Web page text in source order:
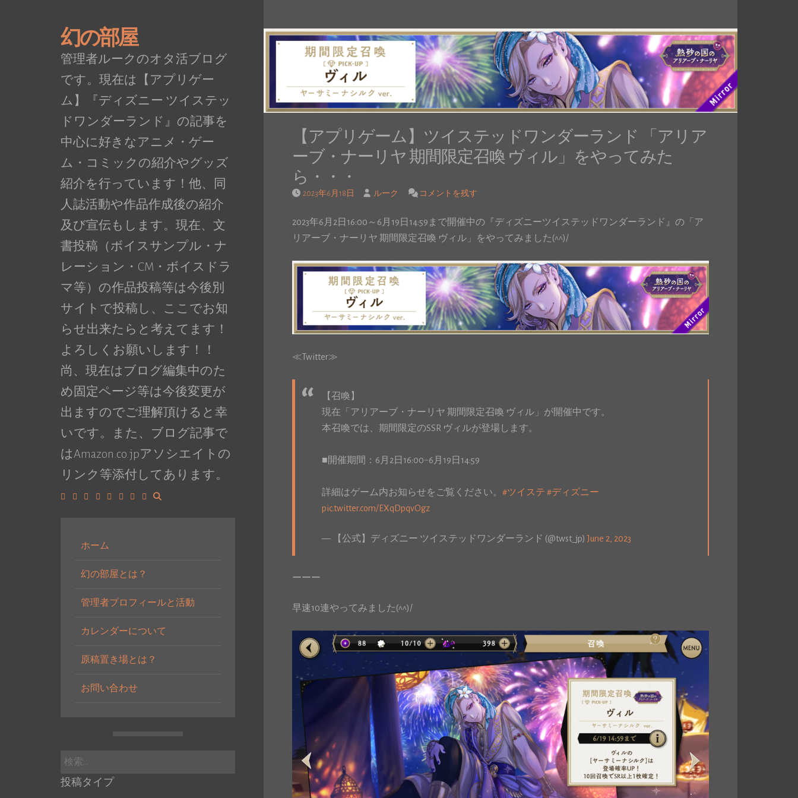
幻の部屋
管理者ルークのオタ活ブログ
です。現在は【アプリゲー
ム】『ディズニー ツイステッ
ドワンダーランド』の記事を
中心に好きなアニメ・ゲー
ム・コミックの紹介やグッズ
紹介を行っています！他、同
人誌活動や作品作成後の紹介
及び宣伝もします。現在、文
書投稿（ボイスサンプル・ナ
レーション・CM・ボイスドラ
マ等）の作品投稿等は今後別
サイトで投稿し、ここでお知
らせ出来たらと考えてます！
よろしくお願いします！！
尚、現在はブログ編集中のた
め固定ページ等は今後変更が
出ますのでご理解頂けると幸
いです。また、ブログ記事で
はAmazon.co.jpアソシエイトの
リンク等添付してあります。
ホーム
幻の部屋とは？
管理者プロフィールと活動
カレンダーについて
原稿置き場とは？
お問い合わせ
検
投稿タイプ
【アプリゲーム】ツイステッドワンダーランド 「アリア
ーブ・ナーリヤ 期間限定召喚 ヴィル」をやってみた
ら・・・
2023年6月18日 ルーク コメントを残す
2023年6月2日16:00～6月19日14:59まで開催中の『ディズニーツイステッドワンダーランド』の「ア
リアーブ・ナーリヤ 期間限定召喚 ヴィル」をやってみました(^^)/
≪Twitter≫
【召喚】
現在「アリアーブ・ナーリヤ 期間限定召喚 ヴィル」が開催中です。
本召喚では、期間限定のSSR ヴィルが登場します。
■開催期間：6月2日16:00~6月19日14:59
詳細はゲーム内お知らせをご覧ください。 #ツイステ #ディズニー
pic.twitter.com/EXqDpqvOgz
— 【公式】ディズニー ツイステッドワンダーランド (@twst_jp)June 2, 2023
ーーー
早速10連やってみました(^^)/